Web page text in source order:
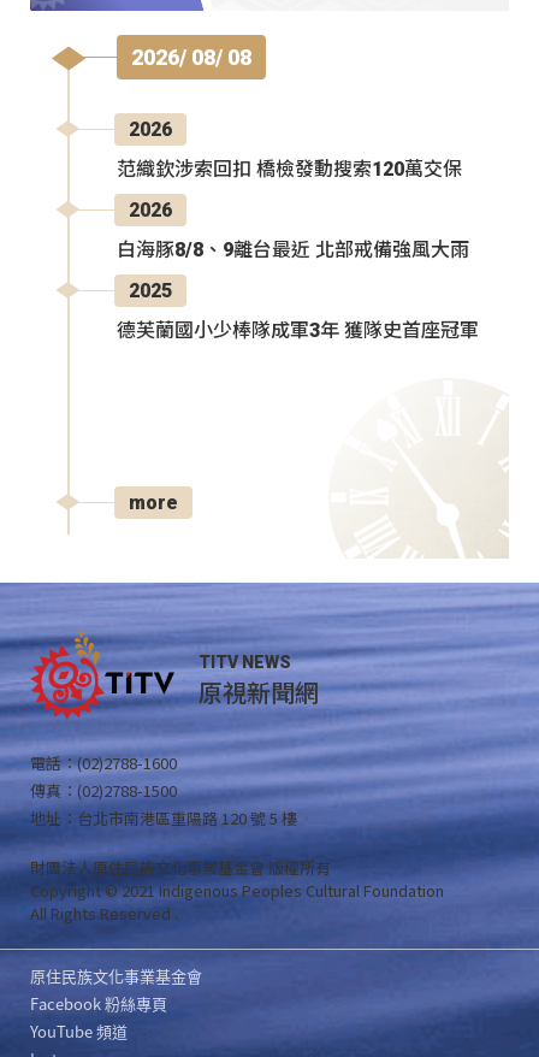
2026/ 08/ 08
2026
范織欽涉索回扣 橋檢發動搜索120萬交保
2026
白海豚8/8、9離台最近 北部戒備強風大雨
2025
德芙蘭國小少棒隊成軍3年 獲隊史首座冠軍
more
TITV NEWS
原視新聞網
電話：(02)2788-1600
傳真：(02)2788-1500
地址：台北市南港區重陽路 120 號 5 樓
財團法人原住民族文化事業基金會 版權所有
Copyright © 2021 Indigenous Peoples Cultural Foundation
All Rights Reserved .
原住民族文化事業基金會
Facebook 粉絲專頁
YouTube 頻道